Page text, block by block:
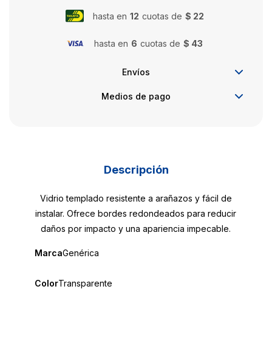
hasta en 12 cuotas de $ 22
hasta en 6 cuotas de $ 43
Envíos
Medios de pago
Descripción
Vidrio templado resistente a arañazos y fácil de
instalar. Ofrece bordes redondeados para reducir
daños por impacto y una apariencia impecable.
MarcaGenérica
ColorTransparente